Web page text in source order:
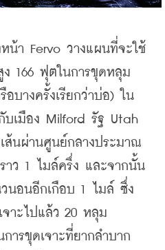
า Fervo วางแผนที่จะใช้
ง 166 ฟุตในการขุดหลุม
บางครั้งเรียกว่าบ่อ) ใน
บเมือง Milford รัฐ Utah
ส้นผ่านศูนย์กลางประมาณ
าว 1 ไมล์ครึ่ง และจากนั้น
นอนอีกเกือบ 1 ไมล์ ซึ่ง
าะไปแล้ว 20 หลุม
ารขุดเจาะที่ยากลำบาก